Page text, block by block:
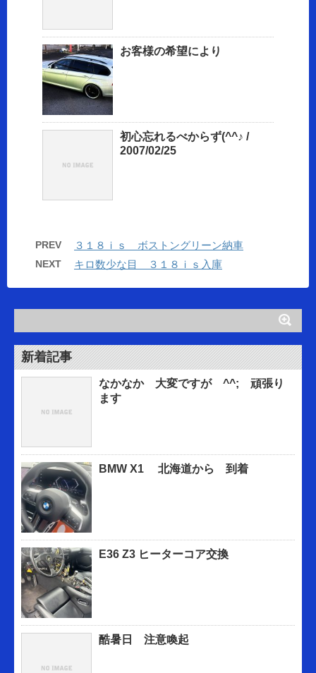
お客様の希望により
初心忘れるべからず(^^♪ /
2007/02/25
PREV ３１８ｉｓ ボストングリーン納車
NEXT キロ数少な目 ３１８ｉｓ入庫
新着記事
なかなか 大変ですが ^^; 頑張り
ます
BMW X1 北海道から 到着
E36 Z3 ヒーターコア交換
酷暑日 注意喚起